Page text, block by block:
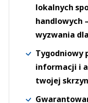
lokalnych
handlowych
wyzwania
Tygodniowy
informacji i
twojej